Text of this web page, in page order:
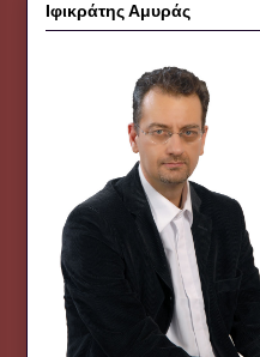
Ιφικράτης Αμυράς